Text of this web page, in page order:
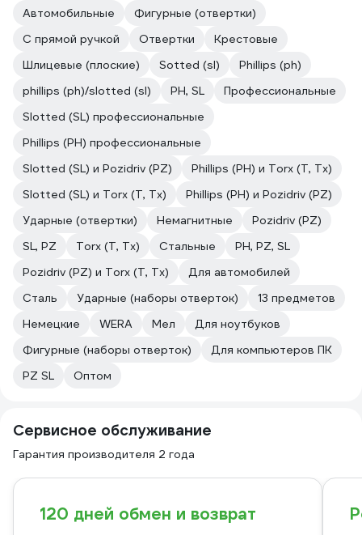
Автомобильные
Фигурные (отвертки)
С прямой ручкой
Отвертки
Крестовые
Шлицевые (плоские)
Sotted (sl)
Phillips (ph)
phillips (ph)/slotted (sl)
PH, SL
Профессиональные
Slotted (SL) профессиональные
Phillips (PH) профессиональные
Slotted (SL) и Pozidriv (PZ)
Phillips (PH) и Torx (T, Tx)
Slotted (SL) и Torx (T, Tx)
Phillips (PH) и Pozidriv (PZ)
Ударные (отвертки)
Немагнитные
Pozidriv (PZ)
SL, PZ
Torx (T, Tx) Стальные
PH, PZ, SL
Pozidriv (PZ) и Torx (T, Tx)
Для автомобилей
Сталь
Ударные (наборы отверток)
13 предметов
Немецкие
WERA Мел
Для ноутбуков
Фигурные (наборы отверток)
Для компьютеров ПК
PZ SL
Оптом
Сервисное обслуживание
Гарантия производителя 2 года
120 дней обмен и возврат